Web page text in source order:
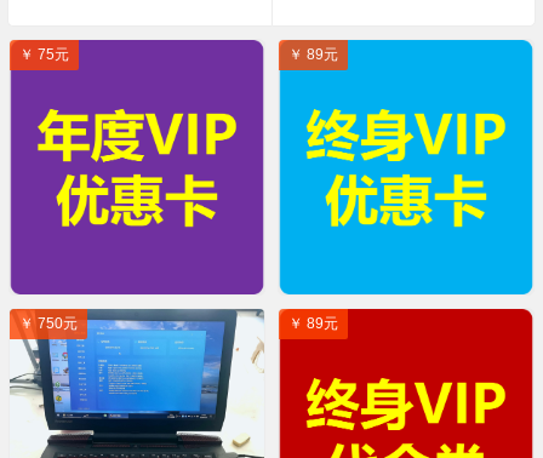
￥ 75元 ￥ 89元
￥ 750元 ￥ 89元